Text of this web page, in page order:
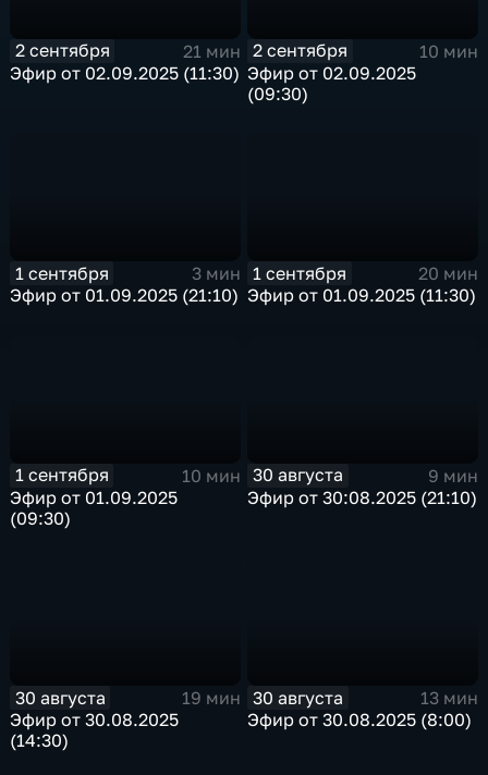
2 сентября
21 мин
Эфир от 02.09.2025 (11:30)
2 сентября
10 мин
Эфир от 02.09.2025
(09:30)
1 сентября
3 мин
Эфир от 01.09.2025 (21:10)
1 сентября
20 мин
Эфир от 01.09.2025 (11:30)
1 сентября
10 мин
Эфир от 01.09.2025
(09:30)
30 августа
9 мин
Эфир от 30:08.2025 (21:10)
30 августа
19 мин
Эфир от 30.08.2025
(14:30)
30 августа
13 мин
Эфир от 30.08.2025 (8:00)